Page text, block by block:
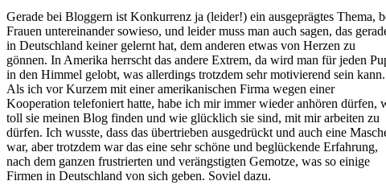
Gerade bei Bloggern ist Konkurrenz ja (leider!) ein ausgeprägtes Thema,
Frauen untereinander sowieso, und leider muss man auch sagen, das
in Deutschland keiner gelernt hat, dem anderen etwas von Herzen zu
gönnen. In Amerika herrscht das andere Extrem, da wird man für jeden
in den Himmel gelobt, was allerdings trotzdem sehr motivierend sein kann.
Als ich vor Kurzem mit einer amerikanischen Firma wegen einer
Kooperation telefoniert hatte, habe ich mir immer wieder anhören dürfen,
toll sie meinen Blog finden und wie glücklich sie sind, mit mir arbeiten zu
dürfen. Ich wusste, dass das übertrieben ausgedrückt und auch eine
war, aber trotzdem war das eine sehr schöne und beglückende Erfahrung,
nach dem ganzen frustrierten und verängstigten Gemotze, was so einige
Firmen in Deutschland von sich geben. Soviel dazu.